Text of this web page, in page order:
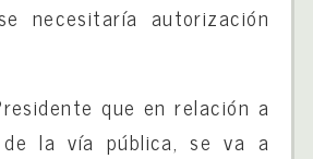
necesitaría autorización
que en relación a
la vía pública, se va a